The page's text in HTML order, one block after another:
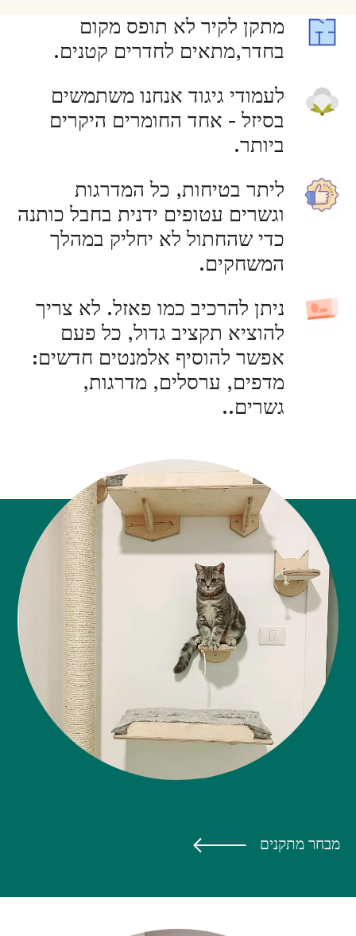
מתקן לקיר לא תופס מקום
בחדר,מתאים לחדרים קטנים.
לעמודי גיגוד אנחנו משתמשים
בסיזל - אחד החומרים היקרים
ביותר.
ליתר בטיחות, כל המדרגות
וגשרים עטופים ידנית בחבל כותנה
כדי שהחתול לא יחליק במהלך
המשחקים.
ניתן להרכיב כמו פאזל. לא צריך
להוציא תקציב גדול, כל פעם
אפשר להוסיף אלמנטים חדשים:
מדפים, ערסלים, מדרגות,
גשרים..
מבחר מתקנים